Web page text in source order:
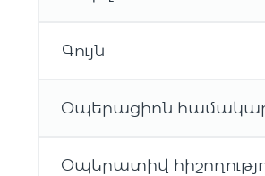
Գույն
Օպերացիոն
Օպերատիվ